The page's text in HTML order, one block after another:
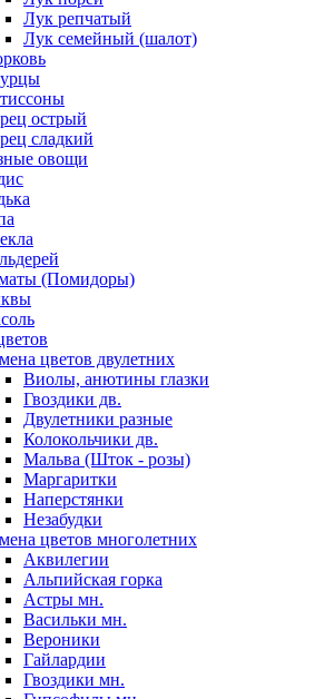
Лук репчатый
Лук семейный (шалот)
острый
сладкий
овощи
(Помидоры)
цветов двулетних
Виолы, анютины глазки
Гвоздики дв.
Двулетники разные
Колокольчики дв.
Мальва (Шток - розы)
Маргаритки
Наперстянки
Незабудки
цветов многолетних
Аквилегии
Альпийская горка
Астры мн.
Васильки мн.
Вероники
Гайлардии
Гвоздики мн.